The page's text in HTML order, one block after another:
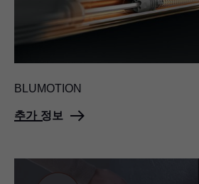
BLUMOTION
추가 정보